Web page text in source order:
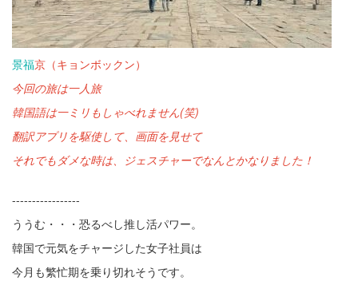
景福京（キョンボックン）
今回の旅は一人旅
韓国語は一ミリもしゃべれません(笑)
翻訳アプリを駆使して、画面を見せて
それでもダメな時は、ジェスチャーでなんとかなりました！
-----------------
ううむ・・・恐るべし推し活パワー。
韓国で元気をチャージした女子社員は
今月も繁忙期を乗り切れそうです。